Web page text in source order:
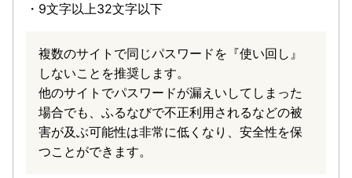
・9文字以上32文字以下
複数のサイトで同じパスワードを『使い回し』
しないことを推奨します。
他のサイトでパスワードが漏えいしてしまった
場合でも、ふるなびで不正利用されるなどの被
害が及ぶ可能性は非常に低くなり、安全性を保
つことができます。